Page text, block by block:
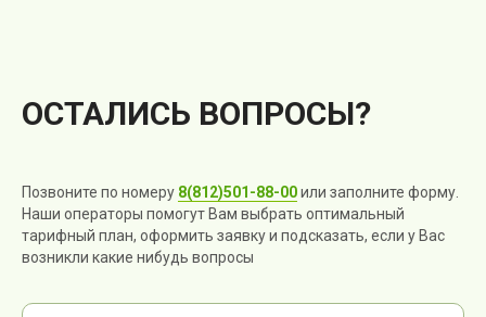
ОСТАЛИСЬ ВОПРОСЫ?
Позвоните по номеру 8(812)501-88-00или заполните форму.
Наши операторы помогут Вам выбрать оптимальный
тарифный план, оформить заявку и подсказать, если у Вас
возникли какие нибудь вопросы